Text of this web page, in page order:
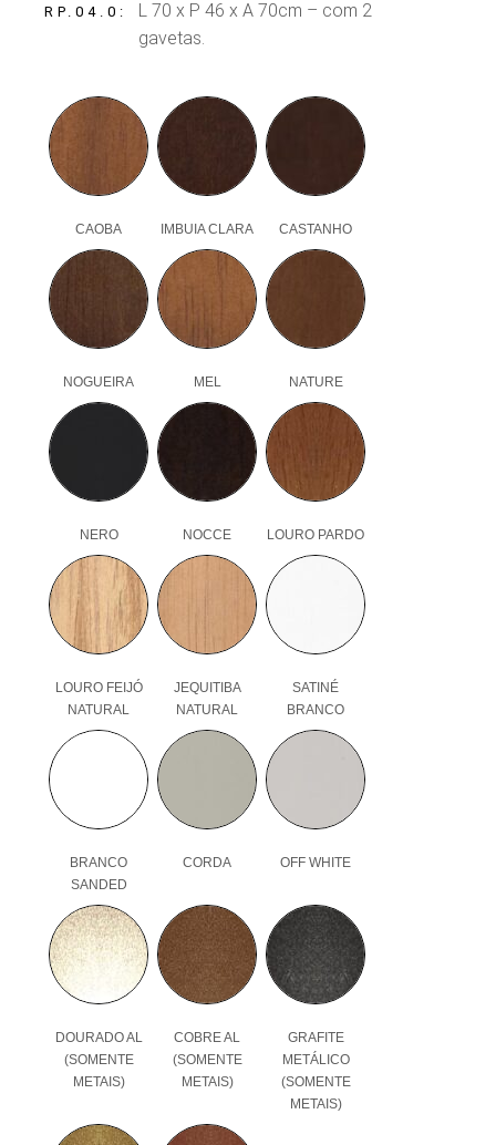
RP.04.0
L 70 x P 46 x A 70cm – com 2
gavetas.
CAOBA IMBUIA CLARA CASTANHO
NOGUEIRA MEL NATURE
NERO NOCCE LOURO PARDO
LOURO FEIJÓ
NATURAL
JEQUITIBA
NATURAL
SATINÉ
BRANCO
BRANCO
SANDED
CORDA OFF WHITE
DOURADO AL
(SOMENTE
METAIS)
COBRE AL
(SOMENTE
METAIS)
GRAFITE
METÁLICO
(SOMENTE
METAIS)